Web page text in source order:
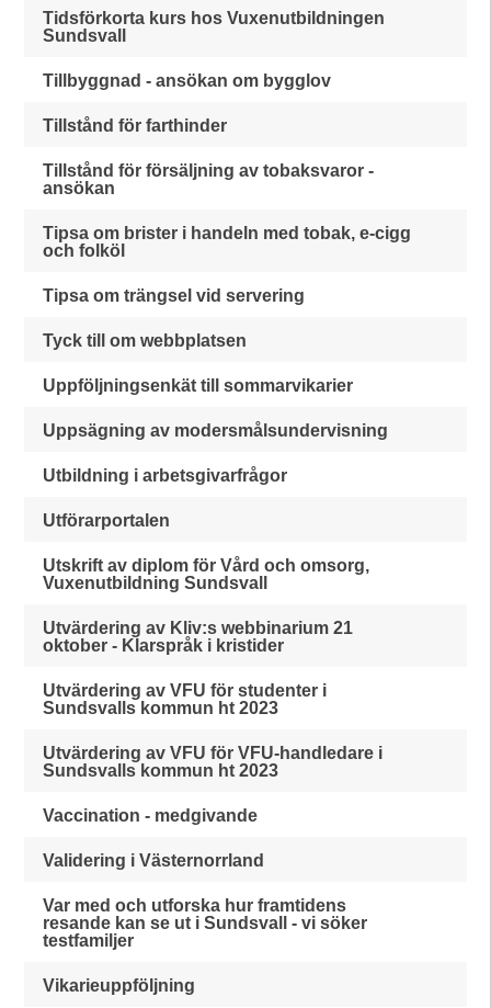
Tidsförkorta kurs hos Vuxenutbildningen
Sundsvall
Tillbyggnad - ansökan om bygglov
Tillstånd för farthinder
Tillstånd för försäljning av tobaksvaror -
ansökan
Tipsa om brister i handeln med tobak, e-cigg
och folköl
Tipsa om trängsel vid servering
Tyck till om webbplatsen
Uppföljningsenkät till sommarvikarier
Uppsägning av modersmålsundervisning
Utbildning i arbetsgivarfrågor
Utförarportalen
Utskrift av diplom för Vård och omsorg,
Vuxenutbildning Sundsvall
Utvärdering av Kliv:s webbinarium 21
oktober - Klarspråk i kristider
Utvärdering av VFU för studenter i
Sundsvalls kommun ht 2023
Utvärdering av VFU för VFU-handledare i
Sundsvalls kommun ht 2023
Vaccination - medgivande
Validering i Västernorrland
Var med och utforska hur framtidens
resande kan se ut i Sundsvall - vi söker
testfamiljer
Vikarieuppföljning